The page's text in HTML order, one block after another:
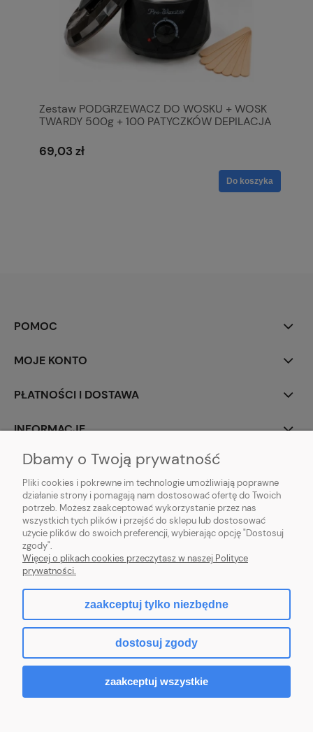
Zestaw PODGRZEWACZ DO WOSKU + WOSK
TWARDY 500g + 100 PATYCZKÓW DEPILACJA
69,03 zł
Do koszyka
POMOC
MOJE KONTO
PŁATNOŚCI I DOSTAWA
INFORMACJE
O NAS
ZLARO| ul. Fiołkowa 9, 31-457 Kraków, woj. małopolskie | E-mail:
zlaro.krakow@gmail.com
120911970
Sklep internetowy Shoper.pl
Dbamy o Twoją prywatność
Pliki cookies i pokrewne im technologie umożliwiają poprawne
działanie strony i pomagają nam dostosować ofertę do Twoich
potrzeb. Możesz zaakceptować wykorzystanie przez nas
wszystkich tych plików i przejść do sklepu lub dostosować
użycie plików do swoich preferencji, wybierając opcję "Dostosuj
zgody".
Więcej o plikach cookies przeczytasz w naszej Polityce
prywatności.
zaakceptuj tylko niezbędne
dostosuj zgody
zaakceptuj wszystkie